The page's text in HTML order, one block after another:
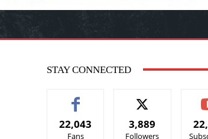
STAY CONNECTED
22,043
Fans
3,889
Followers